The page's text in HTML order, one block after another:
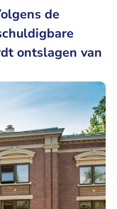
de
ontslagen van